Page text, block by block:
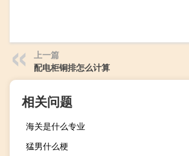
上一篇
配电柜铜排怎么计算
相关问题
海关是什么专业
猛男什么梗